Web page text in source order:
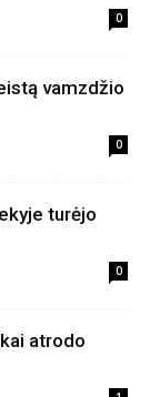
0
vamzdžio
0
turėjo
0
atrodo